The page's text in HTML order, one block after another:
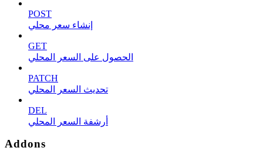
POST
إنشاء سعر محلي
GET
الحصول على السعر المحلي
PATCH
تحديث السعر المحلي
DEL
أرشفة السعر المحلي
Addons